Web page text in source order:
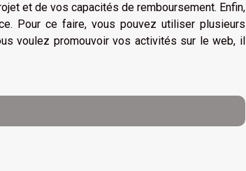
et de vos capacités de remboursement. Enfin,
Pour ce faire, vous pouvez utiliser plusieurs
voulez promouvoir vos activités sur le web, il